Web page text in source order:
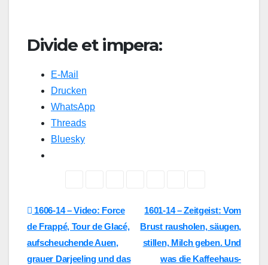
Divide et impera:
E-Mail
Drucken
WhatsApp
Threads
Bluesky
Beitragsnavigation
1601-14 – Zeitgeist: Vom
Brust rausholen, säugen,
stillen, Milch geben. Und
was die Kaffeehaus-
1606-14 – Video: Force
de Frappé, Tour de Glacé,
aufscheuchende Auen,
grauer Darjeeling und das